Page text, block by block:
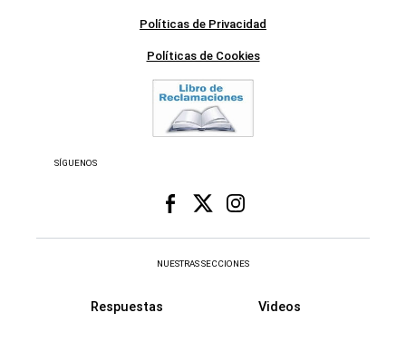
Políticas de Privacidad
Políticas de Cookies
SÍGUENOS
NUESTRAS SECCIONES
Respuestas Videos